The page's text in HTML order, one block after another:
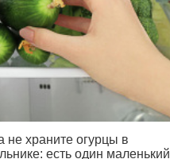
не храните огурцы в
есть один маленький